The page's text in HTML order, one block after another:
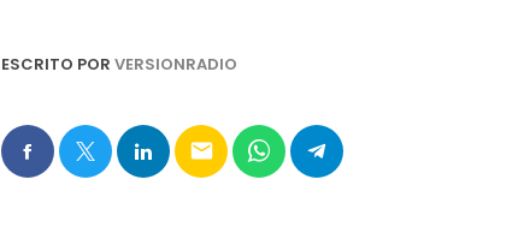
ESCRITO POR VERSIONRADIO
email